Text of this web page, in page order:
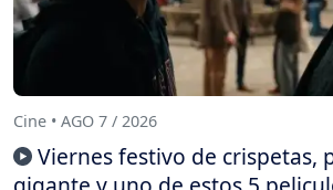
Cine • AGO 7 / 2026
Viernes festivo de crispetas,